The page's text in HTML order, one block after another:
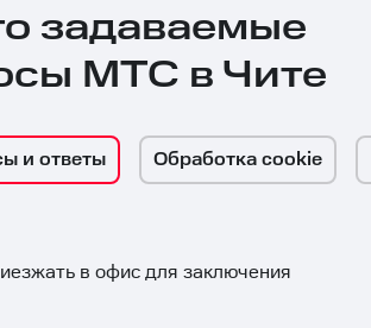
задаваемые
МТС в Чите
и ответы Обработка cookie
в офис для заключения